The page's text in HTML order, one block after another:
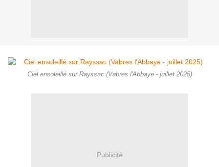
Ciel ensoleillé sur Rayssac (Vabres l'Abbaye - juillet 2025)
Publicité